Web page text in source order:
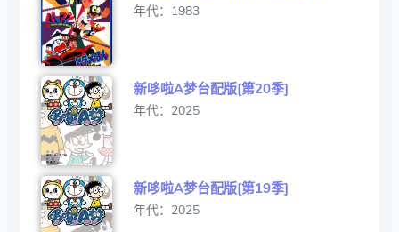
年代：1983
新哆啦A梦台配版[第20季]
年代：2025
新哆啦A梦台配版[第19季]
年代：2025